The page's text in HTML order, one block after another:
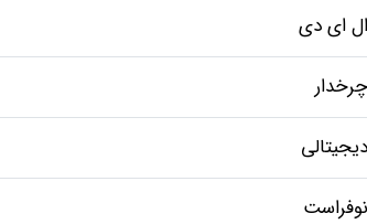
ال ای دی
چرخدار
دیجیتالی
نوفراست